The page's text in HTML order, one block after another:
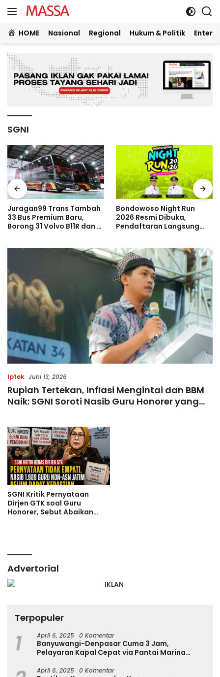
Langsung
ke
konten
HOME Nasional Regional Hukum & Politik
SGNI
Bondowoso Night Run
2026 Resmi Dibuka,
Pendaftaran Langsung
Kisah Marc Klok, Kapten
Persib Bandung yang
Pernah Juara Piala
Iptek Juni 13, 2026
Rupiah Tertekan, Inflasi Mengintai dan BBM
Naik: SGNI Soroti Nasib Guru Honorer yang
SGNI Kritik Pernyataan
Dirjen GTK soal Guru
Honorer, Sebut Abaikan
Advertorial
Terpopuler
1 April 6, 2025 0 Komentar
Banyuwangi-Denpasar Cuma 3 Jam,
Pelayaran Kapal Cepat via Pantai Marina
April 6, 2025 0 Komentar